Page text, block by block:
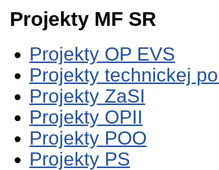
Projekty MF SR
Projekty OP EVS
Projekty technickej
Projekty ZaSI
Projekty OPII
Projekty POO
Projekty PS